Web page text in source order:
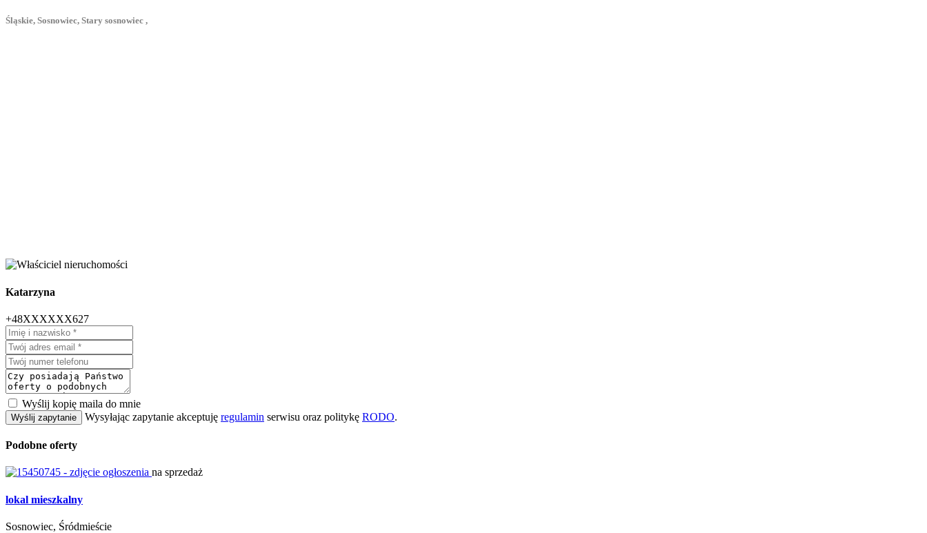
Śląskie, Sosnowiec, Stary sosnowiec ,
Katarzyna
+48XXXXXX627
Wyślij kopię maila do mnie
Wyślij zapytanie Wysyłając zapytanie akceptuję regulamin serwisu oraz politykę RODO.
Podobne oferty
na sprzedaż
lokal mieszkalny
Sosnowiec, Śródmieście